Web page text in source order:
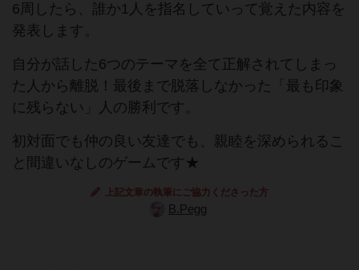
6周したら、誰か1人を指名していって覚えた内容を
発表します。
自分が話した6つのテーマを全て正解されてしまっ
た人から離脱！最後まで脱落しなかった「最も印象
に残らない」人の勝利です。
初対面でも仲の良い友達でも、親睦を深められるこ
と間違いなしのゲームです★
上記文章の執筆にご協力くださった方
B.Pegg